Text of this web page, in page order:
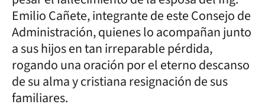
Emilio Cañete, integrante de este Consejo de
Administración, quienes lo acompañan junto
a sus hijos en tan irreparable pérdida,
rogando una oración por el eterno descanso
de su alma y cristiana resignación de sus
familiares.